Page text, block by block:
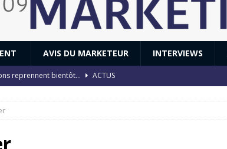
AVIS DU MARKETEUR INTERVIEWS
reprennent bientôt…
ACTUS
film de marque pour Citroën